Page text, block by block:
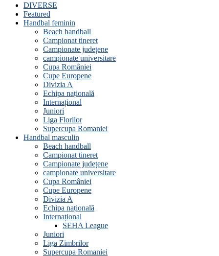
DIVERSE
Featured
Handbal feminin
Beach handball
Campionat tineret
Campionate județene
campionate universitare
Cupa României
Cupe Europene
Divizia A
Echipa națională
Internațional
Juniori
Liga Florilor
Supercupa Romaniei
Handbal masculin
Beach handball
Campionat tineret
Campionate județene
campionate universitare
Cupa României
Cupe Europene
Divizia A
Echipa națională
Internațional
SEHA League
Juniori
Liga Zimbrilor
Supercupa Romaniei